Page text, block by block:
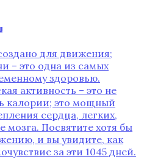
для движения;
– это одна из самых
здоровью.
активность – это не
калории; это мощный
сердца, легких,
Посвятите хотя бы
и вы увидите, как
за эти 1045 дней.